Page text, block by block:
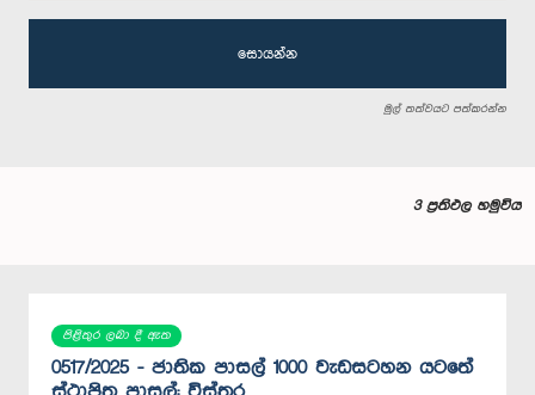
සොයන්න
මුල් තත්වයට පත්කරන්න
3 ප්‍රතිඵල හමුවිය
පිළිතුර ලබා දී ඇත
0517/2025 - ජාතික පාසල් 1000 වැඩසටහන යටතේ